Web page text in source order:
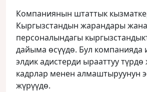
Компаниянын штаттык
Кыргызстандын жарандары
персоналындагы
дайыма өсүүдө. Бул компанияда
элдик адистерди ырааттуу түрдө
кадрлар менен алмаштыруунун
жүрүүдө.